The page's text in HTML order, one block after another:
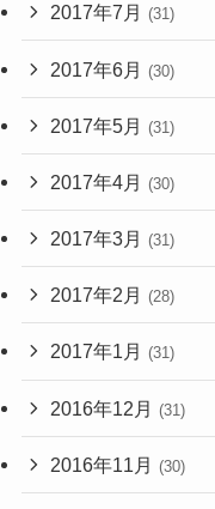
2017年7月 (31)
2017年6月 (30)
2017年5月 (31)
2017年4月 (30)
2017年3月 (31)
2017年2月 (28)
2017年1月 (31)
2016年12月 (31)
2016年11月 (30)